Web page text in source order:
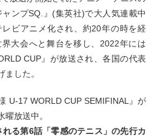
ンプSQ.』(集英社)で⼤⼈気連載中
ビアニメ化され、約20年の時を経
⼤会へと舞台を移し、2022年には
CUP』が放送され、各国の代表
ました。
U-17 WORLD CUP SEMIFINAL』が
放送中。
る第6話「零感のテニス」の先⾏カ